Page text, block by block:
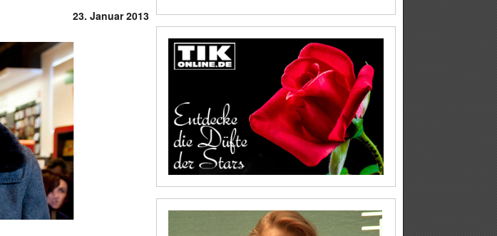
23. Januar 2013